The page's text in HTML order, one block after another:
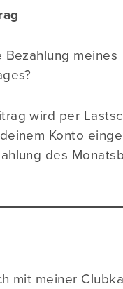
meines
wird per
Konto
des
mit meiner